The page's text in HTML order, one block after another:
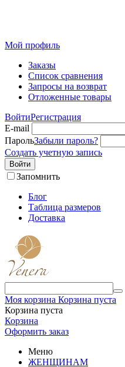
Мой профиль
Заказы
Список сравнения
Запросы на возврат
Отложенные товары
ВойтиРегистрация
E-mail
ПарольЗабыли пароль?
Создать учетную запись
Войти
Запомнить
Блог
Таблица размеров
Доставка
Моя корзина Корзина пуста
Корзина пуста
Корзина
Оформить заказ
Меню
ЖЕНЩИНАМ